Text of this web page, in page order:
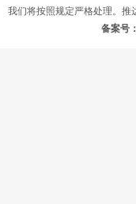
我们将按照规定严格处理。推
备案号